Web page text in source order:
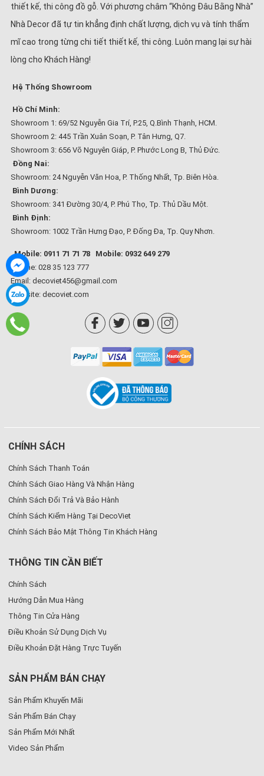
2. Tủ bếp chữ L – Phổ biến và linh hoạt trong mọi không gian
Đây là kiểu tủ bếp được ưa chuộng nhất hiện nay nhờ khả năng tận
dụng tối đa góc tường và linh hoạt trong bố trí nội thất.
Dễ mở rộng về sau (thêm quầy bar, đảo bếp…)
3. Tủ bếp chữ U – Đa năng, sang trọng cho bếp rộng
tích lớn, giúp phân khu rõ ràng các khu vực thao tác: sơ chế – nấu
ăn – rửa chén.
Ưu điểm:
•Diện tích lưu trữ rộng lớn
•Có thể tích hợp thêm đảo bếp hoặc quầy bar
thiết kế, thi công đồ gỗ. Với phương châm “Không Đâu Bằng Nhà”
Nhà Decor đã tự tin khẳng định chất lượng, dịch vụ và tính thẩm
mĩ cao trong từng chi tiết thiết kế, thi công. Luôn mang lại sự hài
lòng cho Khách Hàng!
Hệ Thống Showroom
Hồ Chí Minh:
Showroom 1: 69/52 Nguyễn Gia Trí, P.25, Q.Bình Thạnh, HCM.
Showroom 2: 445 Trần Xuân Soạn, P. Tân Hưng, Q7.
Showroom 3: 656 Võ Nguyên Giáp, P. Phước Long B, Thủ Đức.
Đồng Nai:
Showroom: 24 Nguyễn Văn Hoa, P. Thống Nhất, Tp. Biên Hòa.
Bình Dương:
Showroom: 341 Đường 30/4, P. Phú Thọ, Tp. Thủ Dầu Một.
Bình Định:
Showroom: 1002 Trần Hưng Đạo, P. Đống Đa, Tp. Quy Nhơn.
Mobile: 0911 71 71 78
Mobile: 0932 649 279
Hotline: 028 35 123 777
Email: decoviet456@gmail.com
Website: decoviet.com
CHÍNH SÁCH
Chính Sách Thanh Toán
Chính Sách Giao Hàng Và Nhận Hàng
Chính Sách Đổi Trả Và Bảo Hành
Chính Sách Kiểm Hàng Tại DecoViet
Chính Sách Bảo Mật Thông Tin Khách Hàng
THÔNG TIN CẦN BIẾT
Chính Sách
Hướng Dẫn Mua Hàng
Thông Tin Cửa Hàng
Điều Khoản Sử Dụng Dịch Vụ
Điều Khoản Đặt Hàng Trực Tuyến
SẢN PHẨM BÁN CHẠY
Sản Phẩm Khuyến Mãi
Sản Phẩm Bán Chạy
Sản Phẩm Mới Nhất
Video Sản Phẩm